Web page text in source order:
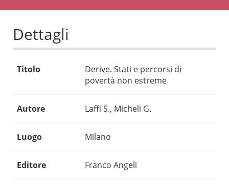
Dettagli
Titolo
Derive. Stati e percorsi di
povertà non estreme
Autore Laffi S., Micheli G.
Luogo Milano
Editore Franco Angeli